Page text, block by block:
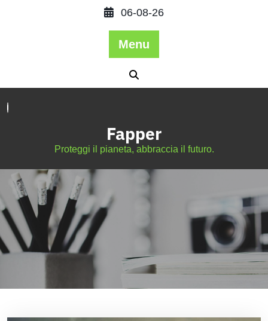
06-08-26
Menu
Fapper
Proteggi il pianeta, abbraccia il futuro.